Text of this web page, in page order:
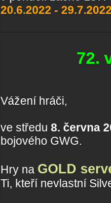
20.6.2022 -
72.
Vážení hráči,
ve středu 8. června
bojového GWG.
Hry na GOLD
Ti, kteří nevlastní